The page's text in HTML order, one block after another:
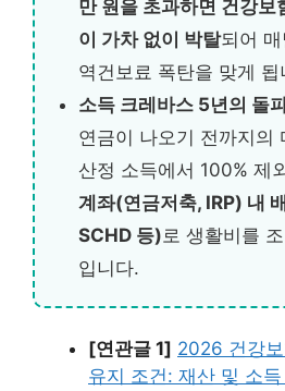
만 원을 초과하면 건강보
이 가차 없이 박탈되어
역건보료 폭탄을 맞게 됩
소득 크레바스 5년의 돌
연금이 나오기 전까지의
산정 소득에서 100% 제
계좌(연금저축, IRP) 내
SCHD 등)로 생활비를
입니다.
[연관글 1] 2026 건강
유지 조건: 재산 및 소